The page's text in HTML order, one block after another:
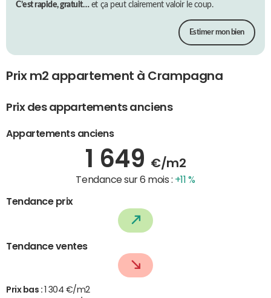
C’est rapide, gratuit…et ça peut clairement valoir le coup.
Estimer mon bien
Prix m2 appartement à Crampagna
Prix des appartements anciens
Appartements anciens
1 649 €/m2
Tendance sur 6 mois : +11 %
Tendance prix
Tendance ventes
Prix bas : 1 304 €/m2